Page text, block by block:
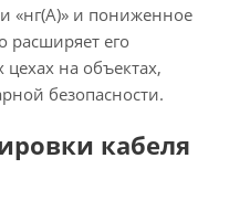
«нг(А)» и пониженное
расширяет его
на объектах,
безопасности.
кабеля